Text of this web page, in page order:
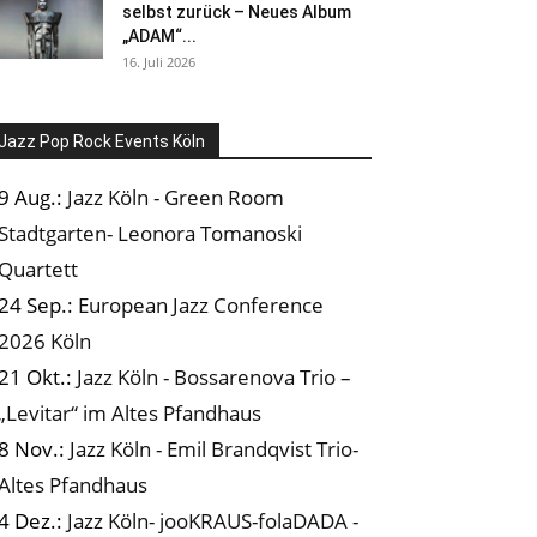
selbst zurück – Neues Album
„ADAM“...
16. Juli 2026
Pop Rock Events Köln
Aug.: Jazz Köln - Green Room
Leonora Tomanoski
Sep.: European Jazz Conference
Köln
Okt.: Jazz Köln - Bossarenova Trio –
im Altes Pfandhaus
Nov.: Jazz Köln - Emil Brandqvist Trio-
Pfandhaus
Dez.: Jazz Köln- jooKRAUS-folaDADA -